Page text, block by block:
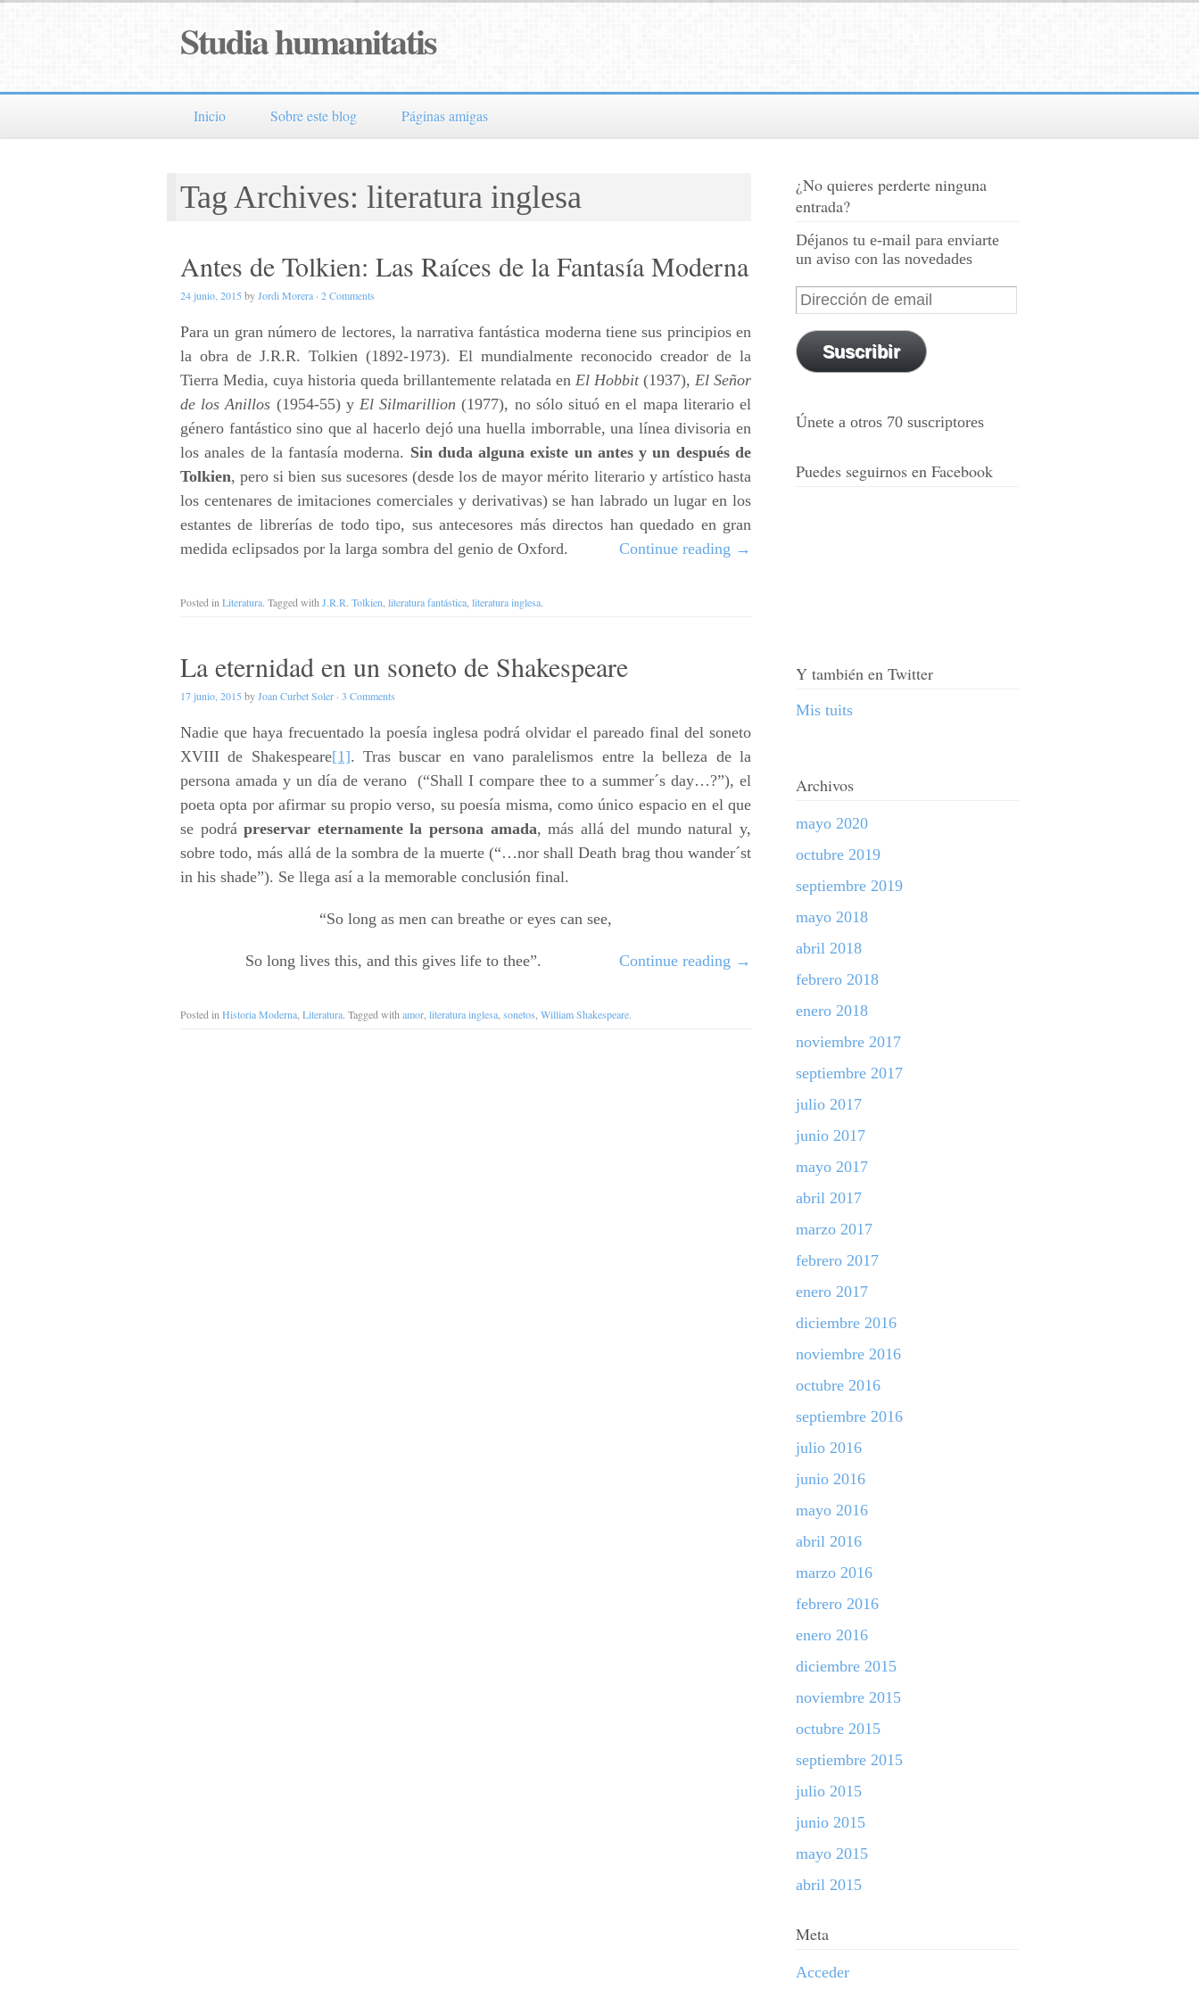
Studia humanitatis
Inicio Sobre este blog Páginas amigas
Tag Archives: literatura inglesa
Antes de Tolkien: Las Raíces de la Fantasía Moderna
24 junio, 2015 byJordi Morera · 2 Comments
Para un gran número de lectores, la narrativa fantástica moderna tiene sus principios en
la obra de J.R.R. Tolkien (1892-1973). El mundialmente reconocido creador de la
Tierra Media, cuya historia queda brillantemente relatada en El Hobbit(1937), El Señor
de los Anillos (1954-55) yEl Silmarillion (1977), no sólo situó en el mapa literario el
género fantástico sino que al hacerlo dejó una huella imborrable, una línea divisoria en
los anales de la fantasía moderna. Sin duda alguna existe un antes y un después de
Tolkien, pero si bien sus sucesores (desde los de mayor mérito literario y artístico hasta
los centenares de imitaciones comerciales y derivativas) se han labrado un lugar en los
estantes de librerías de todo tipo, sus antecesores más directos han quedado en gran
medida eclipsados por la larga sombra del genio de Oxford.
Continue reading →
Posted in Literatura. Tagged with J.R.R. Tolkien literatura fantástica literatura inglesa.
La eternidad en un soneto de Shakespeare
17 junio, 2015 byJoan Curbet Soler · 3 Comments
Nadie que haya frecuentado la poesía inglesa podrá olvidar el pareado final del soneto
XVIII de Shakespeare[1]. Tras buscar en vano paralelismos entre la belleza de la
persona amada y un día de verano (“Shall I compare thee to a summer´s day…?”), el
poeta opta por afirmar su propio verso, su poesía misma, como único espacio en el que
se podrápreservar eternamente la persona amada, más allá del mundo natural y,
sobre todo, más allá de la sombra de la muerte (“…nor shall Death brag thou wander´st
in his shade”). Se llega así a la memorable conclusión final.
“So long as men can breathe or eyes can see,
So long lives this, and this gives life to thee”. Continue reading →
Posted in Historia Moderna Literatura. Tagged with amor literatura inglesa sonetos William Shakespeare.
¿No quieres perderte ninguna
entrada?
Déjanos tu e-mail para enviarte
un aviso con las novedades
Suscribir
Únete a otros 70 suscriptores
Puedes seguirnos en Facebook
Y también en Twitter
Mis tuits
Archivos
mayo 2020
octubre 2019
septiembre 2019
mayo 2018
abril 2018
febrero 2018
enero 2018
noviembre 2017
septiembre 2017
julio 2017
junio 2017
mayo 2017
abril 2017
marzo 2017
febrero 2017
enero 2017
diciembre 2016
noviembre 2016
octubre 2016
septiembre 2016
julio 2016
junio 2016
mayo 2016
abril 2016
marzo 2016
febrero 2016
enero 2016
diciembre 2015
noviembre 2015
octubre 2015
septiembre 2015
julio 2015
junio 2015
mayo 2015
abril 2015
Meta
Acceder